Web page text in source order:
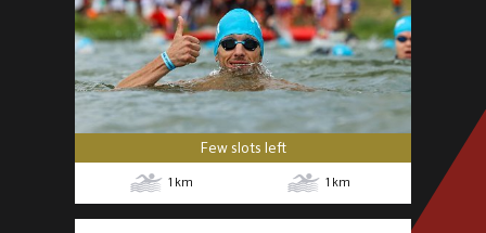
Few slots left
1 km 1 km